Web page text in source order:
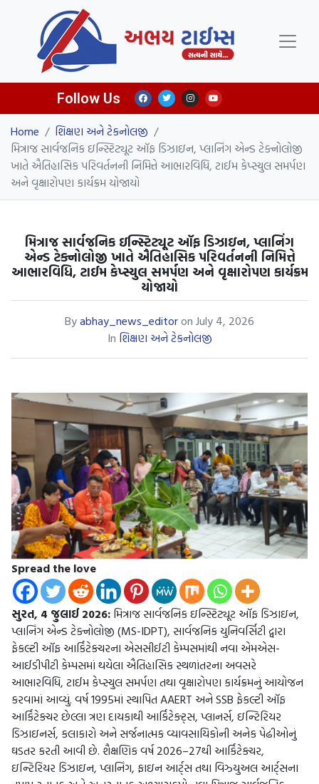
Follow Us
Home / શિક્ષણ અને ટેકનોલજી /
મિત્રાજ સાર્વજનિક ઇન્સ્ટિટ્યૂટ ઑફ ડિઝાઇન, પ્લાનિંગ એન્ડ ટેક્નોલોજી
ખાતે ઐતિહાસિક પરિવર્તનની નિમિત્તે આભારવિધિ, ટાઈમ કેપ્સ્યુલ સમર્પણ
અને વૃક્ષારોપણ કાર્યક્રમ યોજાયો
મિત્રાજ સાર્વજનિક ઇન્સ્ટિટ્યૂટ ઑફ ડિઝાઇન, પ્લાનિંગ
એન્ડ ટેક્નોલોજી ખાતે ઐતિહાસિક પરિવર્તનની નિમિત્તે
આભારવિધિ, ટાઈમ કેપ્સ્યુલ સમર્પણ અને વૃક્ષારોપણ કાર્યક્રમ
યોજાયો
Byabhay_news_editoron July 4, 2026
In શિક્ષણ અને ટેકનોલજી
Spread the love
સુરત, 4 જુલાઈ 2026: મિત્રાજ સાર્વજનિક ઇન્સ્ટિટ્યૂટ ઑફ ડિઝાઇન,
પ્લાનિંગ એન્ડ ટેક્નોલોજી (MS-IDPT), સાર્વજનિક યુનિવર્સિટી દ્વારા
ફેકલ્ટી ઑફ આર્કિટેક્ચરના એસસીઈટી કેમ્પસમાંથી નવા એમએસ-
આઈડીપીટી કેમ્પસમાં થયેલા ઐતિહાસિક સ્થળાંતરના અવસરે
આભારવિધિ, ટાઈમ કેપ્સ્યુલ સમર્પણ તથા વૃક્ષારોપણ કાર્યક્રમનું આયોજન
કરવામાં આવ્યું. વર્ષ 1995માં સ્થાપિત AAERT અને SSB ફેકલ્ટી ઑફ
આર્કિટેક્ચર છેલ્લા ત્રણ દાયકાથી આર્કિટેક્ટ્સ, પ્લાનર્સ, ઇન્ટિરિયર
ડિઝાઇનર્સ, કલાકારો અને સર્જનાત્મક વ્યાવસાયિકોની અનેક પેઢીઓનું
ઘડતર કરતી આવી છે. શૈક્ષણિક વર્ષ 2026–27થી આર્કિટેક્ચર,
ઇન્ટિરિયર ડિઝાઇન, પ્લાનિંગ, ફાઇન આર્ટ્સ તથા વિઝ્યુઅલ આર્ટ્સના